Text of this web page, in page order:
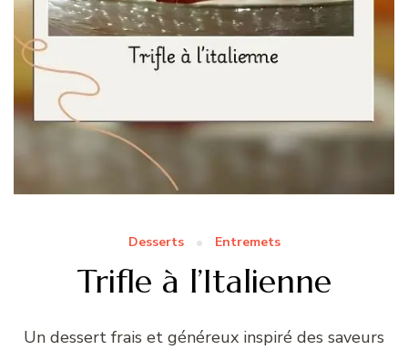
Desserts Entremets
Trifle à l’Italienne
Un dessert frais et généreux inspiré des saveurs